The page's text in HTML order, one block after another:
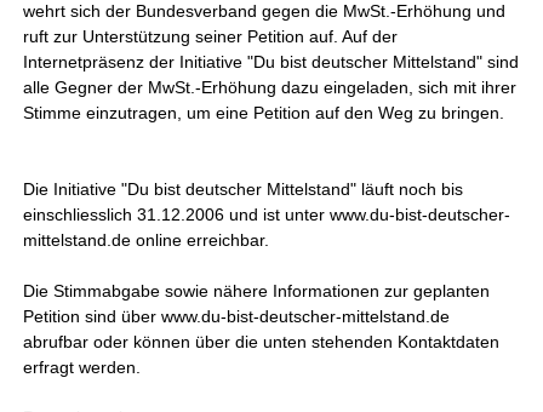
wehrt sich der Bundesverband gegen die MwSt.-Erhöhung und
ruft zur Unterstützung seiner Petition auf. Auf der
Internetpräsenz der Initiative "Du bist deutscher Mittelstand" sind
alle Gegner der MwSt.-Erhöhung dazu eingeladen, sich mit ihrer
Stimme einzutragen, um eine Petition auf den Weg zu bringen.
Die Initiative "Du bist deutscher Mittelstand" läuft noch bis
einschliesslich 31.12.2006 und ist unter www.du-bist-deutscher-
mittelstand.de online erreichbar.
Die Stimmabgabe sowie nähere Informationen zur geplanten
Petition sind über www.du-bist-deutscher-mittelstand.de
abrufbar oder können über die unten stehenden Kontaktdaten
erfragt werden.